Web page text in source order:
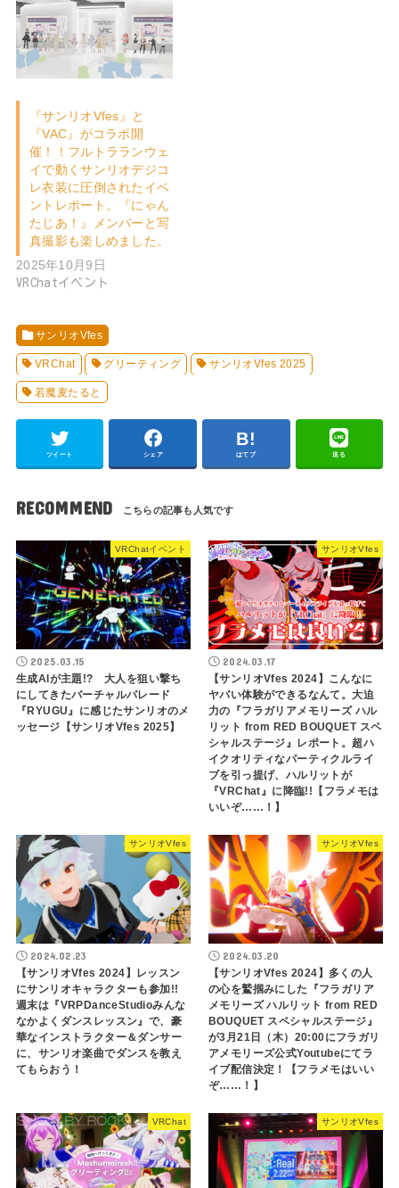
『サンリオVfes』と
『VAC』がコラボ開
催！！フルトラランウェ
イで動くサンリオデジコ
レ衣装に圧倒されたイベ
ントレポート。『にゃん
たじあ！』メンバーと写
真撮影も楽しめました。
2025年10月9日
VRChatイベント
サンリオVfes
VRChat グリーティング サンリオVfes 2025
若魔麦たると
ツイート シェア はてブ 送る
RECOMMEND
VRChatイベント
2025.03.15
生成AIが主題!? 大人を狙い撃ち
にしてきたバーチャルパレード
『RYUGU』に感じたサンリオのメ
ッセージ【サンリオVfes 2025】
サンリオVfes
2024.03.17
【サンリオVfes 2024】こんなに
ヤバい体験ができるなんて。大迫
力の『フラガリアメモリーズ ハル
リット from RED BOUQUET スペ
シャルステージ』レポート。超ハ
イクオリティなパーティクルライ
ブを引っ提げ、ハルリットが
『VRChat』に降臨!!【フラメモは
いいぞ……！】
サンリオVfes
2024.02.23
【サンリオVfes 2024】レッスン
にサンリオキャラクターも参加!!
週末は『VRPDanceStudioみんな
なかよくダンスレッスン』で、豪
華なインストラクター＆ダンサー
に、サンリオ楽曲でダンスを教え
てもらおう！
サンリオVfes
2024.03.20
【サンリオVfes 2024】多くの人
の心を鷲掴みにした『フラガリア
メモリーズ ハルリット from RED
BOUQUET スペシャルステージ』
が3月21日（木）20:00にフラガリ
アメモリーズ公式Youtubeにてラ
イブ配信決定！【フラメモはいい
ぞ……！】
VRChat サンリオVfes